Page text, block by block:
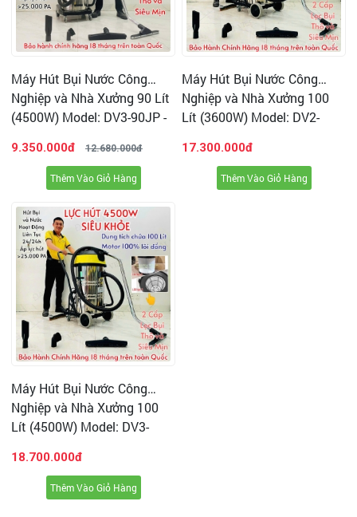
Video hút Bụi và Nước trên Thảm Văn Phòng - Thảm
Máy Hút Bụi Nước Công
Nghiệp và Nhà Xưởng 90 Lít
(4500W) Model: DV3-90JP -
9.350.000đ 12.680.000đ
Thêm Vào Giỏ Hàng
Máy Hút Bụi Nước Công
Nghiệp và Nhà Xưởng 100
Lít (3600W) Model: DV2-
17.300.000đ
Thêm Vào Giỏ Hàng
Máy Hút Bụi Nước Công
Nghiệp và Nhà Xưởng 100
Lít (4500W) Model: DV3-
18.700.000đ
Thêm Vào Giỏ Hàng